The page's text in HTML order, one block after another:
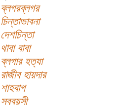
ব্লগরব্লগর
চিন্তাভাবনা
দেশচিন্তা
থাবা বাবা
ব্লগার হত্যা
রাজীব হায়দার
শাহবাগ
সববয়সী